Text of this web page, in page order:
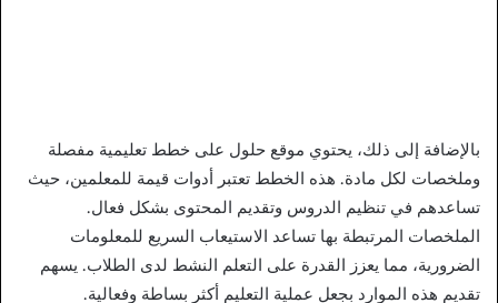
بالإضافة إلى ذلك، يحتوي موقع حلول على خطط تعليمية مفصلة
وملخصات لكل مادة. هذه الخطط تعتبر أدوات قيمة للمعلمين، حيث
تساعدهم في تنظيم الدروس وتقديم المحتوى بشكل فعال.
الملخصات المرتبطة بها تساعد الاستيعاب السريع للمعلومات
الضرورية، مما يعزز القدرة على التعلم النشط لدى الطلاب. يسهم
تقديم هذه الموارد بجعل عملية التعليم أكثر بساطة وفعالية.